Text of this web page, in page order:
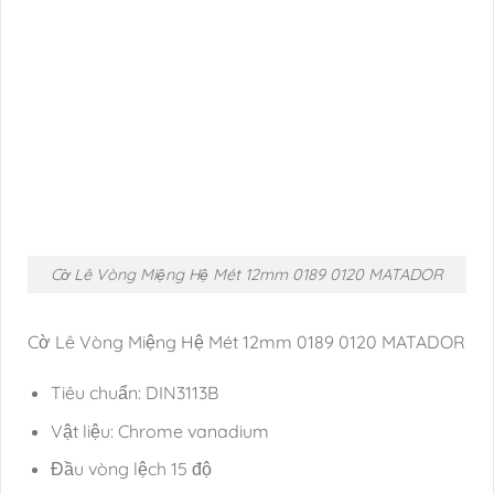
Cờ Lê Vòng Miệng Hệ Mét 12mm 0189 0120 MATADOR
Cờ Lê Vòng Miệng Hệ Mét 12mm 0189 0120 MATADOR
Tiêu chuẩn: DIN3113B
Vật liệu: Chrome vanadium
Đầu vòng lệch 15 độ